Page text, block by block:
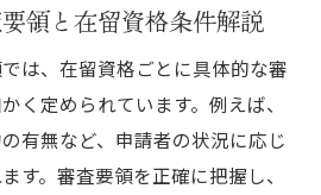
領と在留資格条件解説
は、在留資格ごとに具体的な審
く定められています。例えば、
有無など、申請者の状況に応じ
す。審査要領を正確に把握し、